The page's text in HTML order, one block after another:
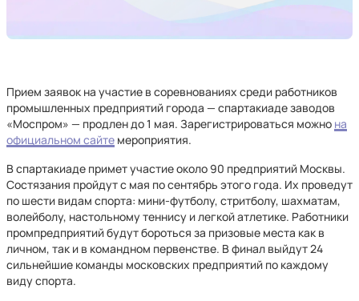
Прием заявок на участие в соревнованиях среди работников
промышленных предприятий города — спартакиаде заводов
«Моспром» — продлен до 1 мая. Зарегистрироваться можно на
официальном сайте мероприятия.
В спартакиаде примет участие около 90 предприятий Москвы.
Состязания пройдут с мая по сентябрь этого года. Их проведут
по шести видам спорта: мини-футболу, стритболу, шахматам,
волейболу, настольному теннису и легкой атлетике. Работники
промпредприятий будут бороться за призовые места как в
личном, так и в командном первенстве. В финал выйдут 24
сильнейшие команды московских предприятий по каждому
виду спорта.